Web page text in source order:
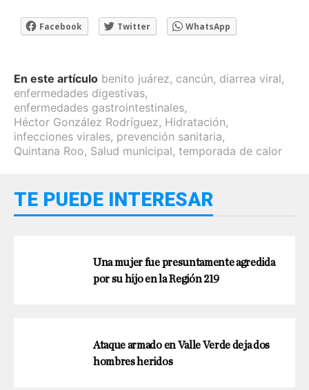
Facebook Twitter WhatsApp
En este artículo benito juárez, cancún, diarrea viral,
enfermedades digestivas,
enfermedades gastrointestinales,
Héctor González Rodríguez, Hidratación,
infecciones virales, prevención sanitaria,
Quintana Roo, Salud municipal, temporada de calor
TE PUEDE INTERESAR
Una mujer fue presuntamente agredida
por su hijo en la Región 219
Ataque armado en Valle Verde deja dos
hombres heridos